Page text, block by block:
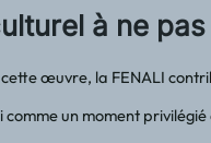
à ne
cette œuvre, la FENALI
comme un moment